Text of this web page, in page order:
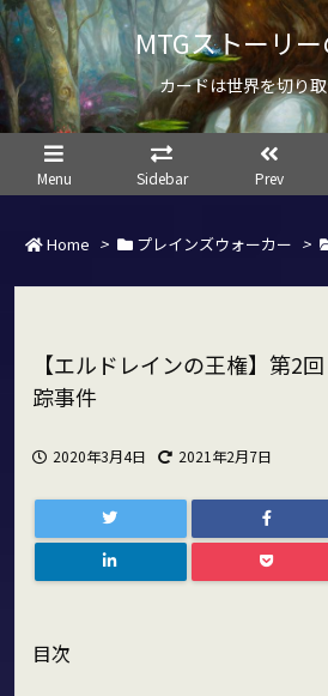
MTGストーリ
カードは世界を切り
Menu Sidebar Prev
Home > プレインズウォーカー >
【エルドレインの王権】第2
踪事件
2020年3月4日 2021年2月7日
目次